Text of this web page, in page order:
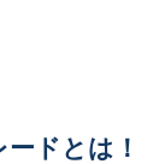
ドとは！